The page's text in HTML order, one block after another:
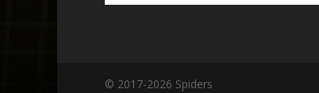
© 2017-2026 Spiders